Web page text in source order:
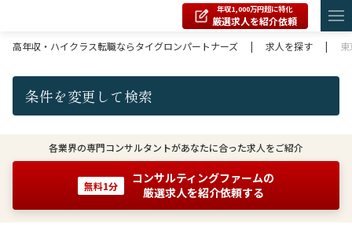
年収1,000万円超に特化
厳選求人を紹介依頼
高年収・ハイクラス転職ならタイグロンパートナーズ
| 求人を探す |
条件を変更して検索
各業界の専門コンサルタントがあなたに合った求人をご紹介
無料1分
コンサルティングファームの
厳選求人を紹介依頼する